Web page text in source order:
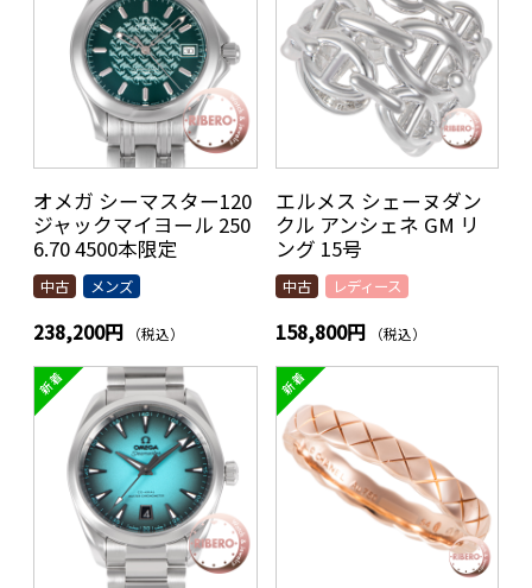
オメガ シーマスター120
ジャックマイヨール 250
6.70 4500本限定
中古 メンズ
238,200円 （税込）
エルメス シェーヌダン
クル アンシェネ GM リ
ング 15号
中古 レディース
158,800円 （税込）